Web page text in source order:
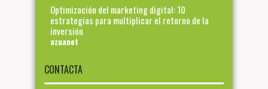
Optimización del marketing digital: 10
estrategias para multiplicar el retorno de la
inversión
azuanet
CONTACTA